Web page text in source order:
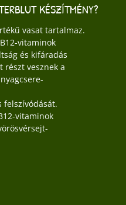
KÉSZÍTMÉNY?
vasat tartalmaz.
vitaminok
és kifáradás
részt vesznek a
felszívódását.
vitaminok